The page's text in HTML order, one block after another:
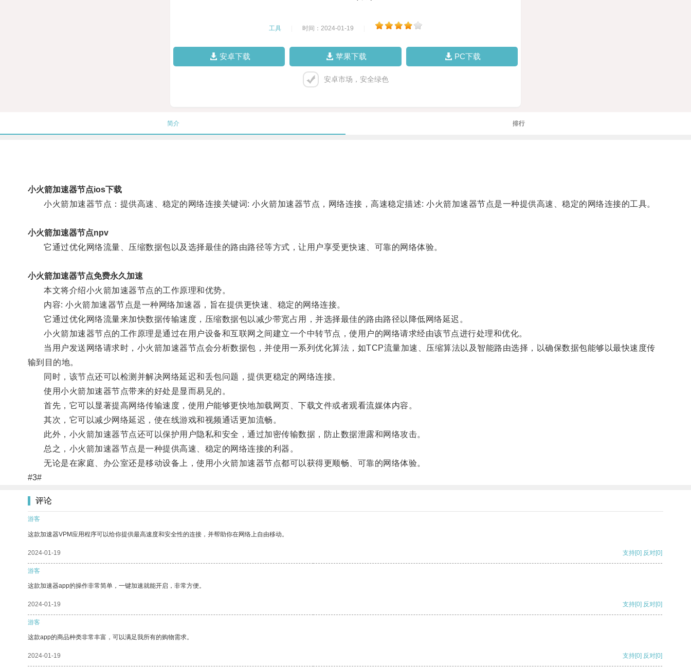
工具 时间：2024-01-19
安卓下载 苹果下载 PC下载
安卓市场，安全绿色
简介 排行
小火箭加速器节点ios下载
小火箭加速器节点：提供高速、稳定的网络连接关键词: 小火箭加速器节点，网络连接，高速稳定描述: 小火箭加速器节点是一种提供高速、稳定的网络连接的工具。
小火箭加速器节点npv
它通过优化网络流量、压缩数据包以及选择最佳的路由路径等方式，让用户享受更快速、可靠的网络体验。
小火箭加速器节点免费永久加速
本文将介绍小火箭加速器节点的工作原理和优势。
内容: 小火箭加速器节点是一种网络加速器，旨在提供更快速、稳定的网络连接。
它通过优化网络流量来加快数据传输速度，压缩数据包以减少带宽占用，并选择最佳的路由路径以降低网络延迟。
小火箭加速器节点的工作原理是通过在用户设备和互联网之间建立一个中转节点，使用户的网络请求经由该节点进行处理和优化。
当用户发送网络请求时，小火箭加速器节点会分析数据包，并使用一系列优化算法，如TCP流量加速、压缩算法以及智能路由选择，以确保数据包能够以最快速度传
输到目的地。
同时，该节点还可以检测并解决网络延迟和丢包问题，提供更稳定的网络连接。
使用小火箭加速器节点带来的好处是显而易见的。
首先，它可以显著提高网络传输速度，使用户能够更快地加载网页、下载文件或者观看流媒体内容。
其次，它可以减少网络延迟，使在线游戏和视频通话更加流畅。
此外，小火箭加速器节点还可以保护用户隐私和安全，通过加密传输数据，防止数据泄露和网络攻击。
总之，小火箭加速器节点是一种提供高速、稳定的网络连接的利器。
无论是在家庭、办公室还是移动设备上，使用小火箭加速器节点都可以获得更顺畅、可靠的网络体验。
#3#
评论
游客
这款加速器VPM应用程序可以给你提供最高速度和安全性的连接，并帮助你在网络上自由移动。
2024-01-19 支持[0] 反对[0]
游客
这款加速器app的操作非常简单，一键加速就能开启，非常方便。
2024-01-19 支持[0] 反对[0]
游客
这款app的商品种类非常丰富，可以满足我所有的购物需求。
2024-01-19 支持[0] 反对[0]